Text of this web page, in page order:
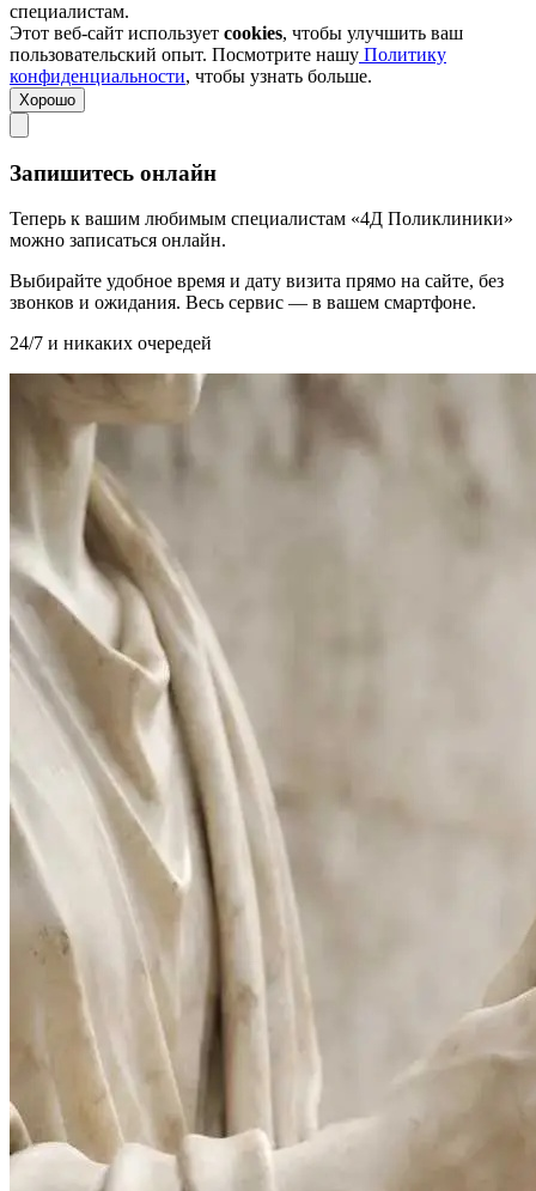
специалистам.
Этот веб-сайт использует cookies, чтобы улучшить ваш
пользовательский опыт. Посмотрите нашу Политику
конфиденциальности, чтобы узнать больше.
Хорошо
Запишитесь онлайн
Теперь к вашим любимым специалистам «4Д Поликлиники»
можно записаться онлайн.
Выбирайте удобное время и дату визита прямо на сайте, без
звонков и ожидания. Весь сервис — в вашем смартфоне.
24/7 и никаких очередей